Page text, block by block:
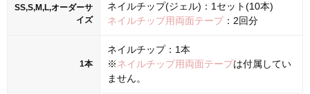
SS,S,M,L,オーダーサ
イズ
ネイルチップ(ジェル)：1セット(10本)
ネイルチップ用両面テープ：2回分
1本
ネイルチップ：1本
※ネイルチップ用両面テープは付属してい
ません。